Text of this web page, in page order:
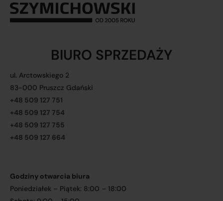
BIURO SPRZEDAŻY
ul. Arctowskiego 2
83-000 Pruszcz Gdański
+48 509 127 751
+48 509 127 754
+48 509 127 755
+48 509 127 664
Godziny otwarcia biura
Poniedziałek – Piątek: 8:00 – 18:00